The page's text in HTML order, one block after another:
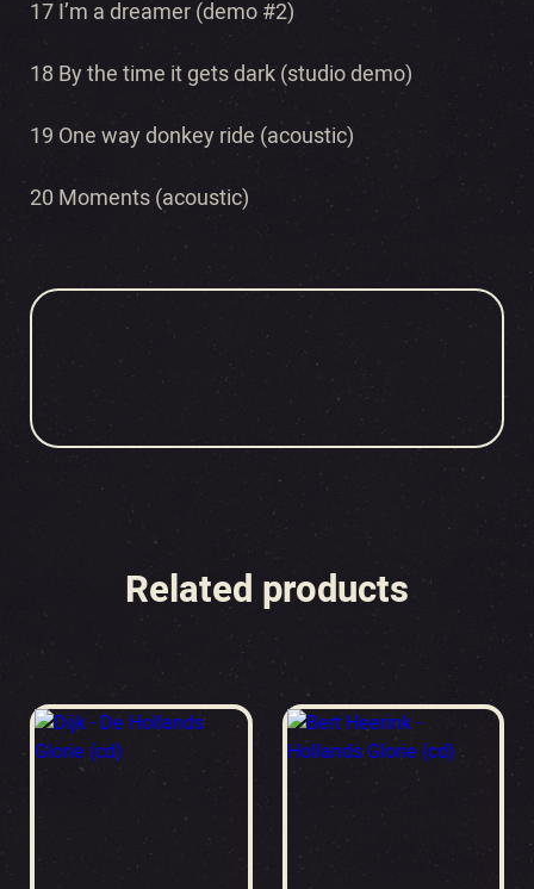
17 I’m a dreamer (demo #2)
18 By the time it gets dark (studio demo)
19 One way donkey ride (acoustic)
20 Moments (acoustic)
Related products